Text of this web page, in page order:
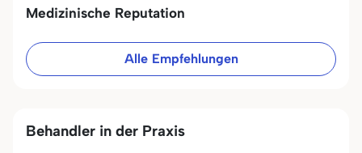
Medizinische Reputation
Alle Empfehlungen
Behandler in der Praxis